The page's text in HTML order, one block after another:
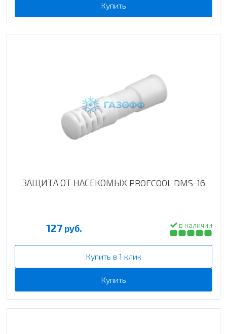
Купить
ЗАЩИТА ОТ НАСЕКОМЫХ PROFCOOL DMS-16
127 руб. в наличии
Купить в 1 клик
Купить